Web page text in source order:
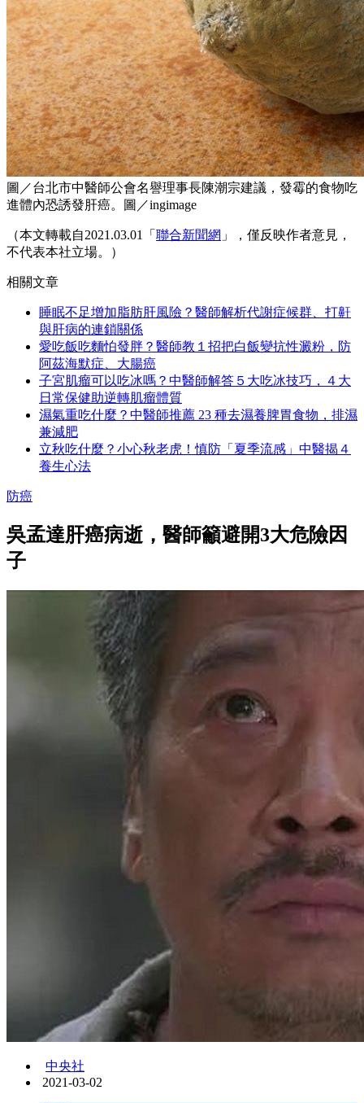
圖／台北市中醫師公會名譽理事長陳潮宗建議，發霉的食物吃
進體內恐誘發肝癌。圖／ingimage
（本文轉載自2021.03.01「 聯合新聞網 」，僅反映作者意見，
不代表本社立場。）
相關文章
睡眠不足增加脂肪肝風險？醫師解析代謝症候群、打鼾
與肝病的連鎖關係
愛吃飯吃麵怕發胖？醫師教１招把白飯變抗性澱粉，防
阿茲海默症、大腸癌
子宮肌瘤可以吃冰嗎？中醫師解答５大吃冰技巧，４大
日常保健助逆轉肌瘤體質
濕氣重吃什麼？中醫師推薦 23 種去濕養脾胃食物，排濕
兼減肥
立秋吃什麼？小心秋老虎！慎防「夏季流感」中醫揭４
養生心法
防癌
吳孟達肝癌病逝，醫師籲避開3大危險因
子
中央社
2021-03-02